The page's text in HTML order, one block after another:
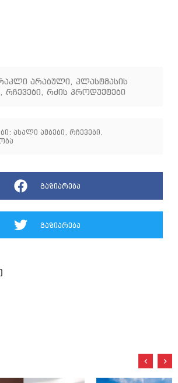
არაბული, პლასტმასის
, რჩევები, რძის პროდუქტები
ახალი ამბები , რჩევები ,
გაზიარება
გაზიარება